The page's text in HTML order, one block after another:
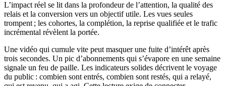
L’impact réel se lit dans la profondeur de l’attention, la qualité des
relais et la conversion vers un objectif utile. Les vues seules
trompent ; les cohortes, la complétion, la reprise qualifiée et le trafic
incrémental révèlent la portée.
Une vidéo qui cumule vite peut masquer une fuite d’intérêt après
trois secondes. Un pic d’abonnements qui s’évapore en une semaine
signale un feu de paille. Les indicateurs solides décrivent le voyage
du public : combien sont entrés, combien sont restés, qui a relayé,